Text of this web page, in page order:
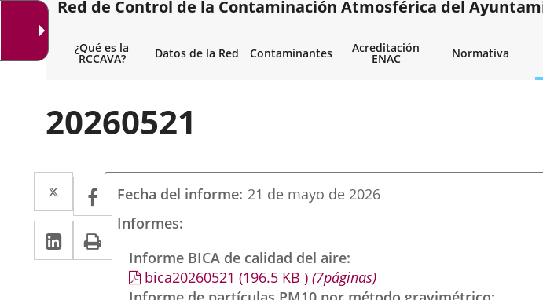
Red de Control de la Contaminación Atmosférica del
¿Qué es la
RCCAVA? Datos de la Red Contaminantes Acreditación
ENAC Normativa
20260521
Twitter
Enlace
a
una
aplicación
externa.
Facebook
Enlace
a
una
aplicación
LinkedIn
Enlace
a
Imprimir
Fecha del informe 21 de mayo de 2026
Informes
Informe BICA de calidad del aire
bica20260521 (196.5 KB )(7páginas)